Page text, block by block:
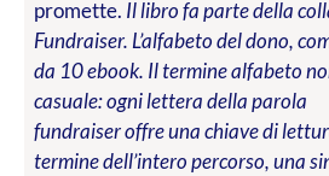
promette. Il libro fa parte della
Fundraiser. L’alfabeto del dono,
da 10 ebook. Il termine alfabeto
casuale: ogni lettera della parola
fundraiser offre una chiave di
termine dell’intero percorso, una